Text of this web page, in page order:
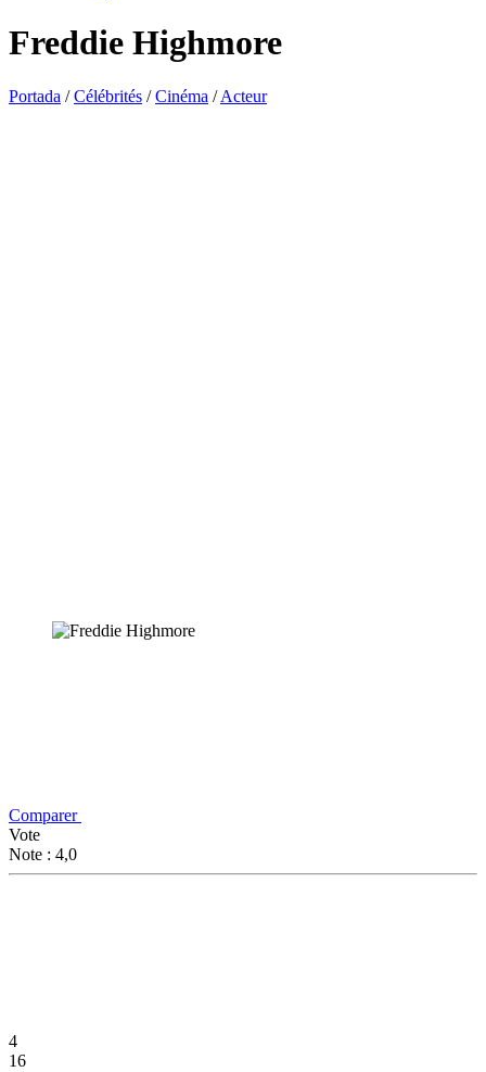
Freddie Highmore
Portada /Célébrités /Cinéma /Acteur
Comparer
Vote
Note : 4,0
4
16